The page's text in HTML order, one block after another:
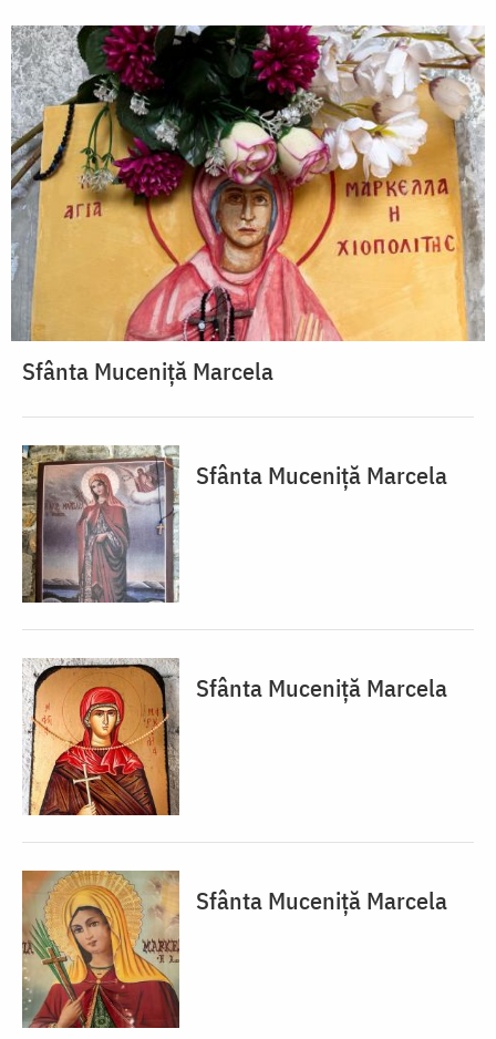
Sfânta Muceniță Marcela
Sfânta Muceniță Marcela
Sfânta Muceniță Marcela
Sfânta Muceniță Marcela